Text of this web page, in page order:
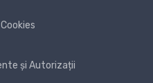
și Autorizații